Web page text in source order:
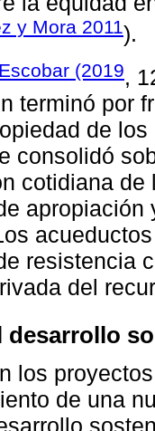
y Mora 2011).
Escobar (2019,
terminó por
de
consolidó
cotidiana
resistencia
del
desarrollo
los
de una